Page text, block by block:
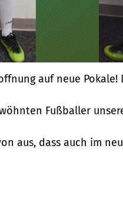
auf neue Pokale!
Fußballer
aus, dass auch im